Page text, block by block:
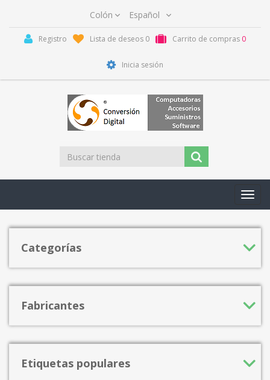
Registro Lista de deseos 0 Carrito de compras 0
Inicia sesión
Categorías
Fabricantes
Etiquetas populares